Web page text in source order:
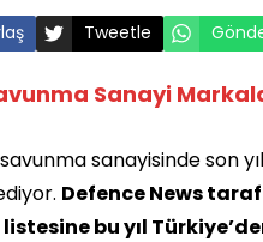
Tweetle
Sanayi
sanayisinde son
Defence News
bu yıl